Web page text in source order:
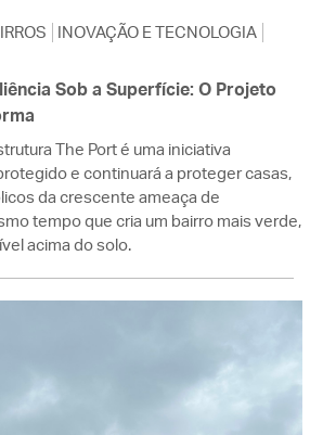
INOVAÇÃO E TECNOLOGIA
Sob a Superfície: O Projeto
The Port é uma iniciativa
e continuará a proteger casas,
da crescente ameaça de
tempo que cria um bairro mais verde,
acima do solo.